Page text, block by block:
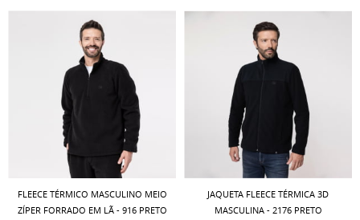
FLEECE TÉRMICO MASCULINO MEIO
ZÍPER FORRADO EM LÃ - 916 PRETO
JAQUETA FLEECE TÉRMICA 3D
MASCULINA - 2176 PRETO